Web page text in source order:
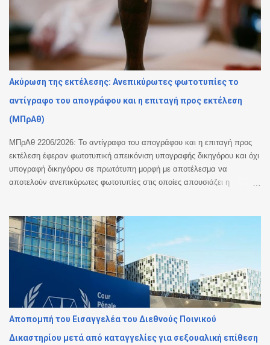
Ακύρωση της εκτέλεσης: Ανεπικύρωτες φωτοτυπίες το
αντίγραφο του απογράφου και η επιταγή προς εκτέλεση
(ΜΠρΑθ)
ΜΠρΑθ 2206/2026: Το αντίγραφο του απογράφου και η επιταγή προς
εκτέλεση έφεραν φωτοτυπική απεικόνιση υπογραφής δικηγόρου και όχι
υπογραφή δικηγόρου σε πρωτότυπη μορφή με αποτέλεσμα να
αποτελούν ανεπικύρωτες φωτοτυπίες στις οποίες απουσιάζει η
Πρωτοδικείου Αθηνών (Περιουσιακές διαφορές – Ανακοπές Εκτέλεσης)
έγινε δεκτός λόγος ανακοπής που αφορούσε την έλλειψη αποδεικτικής
ισχύος του αντιγράφου εξ απογράφου εκτελεστού που κοινοποιήθηκε
με την επιταγή προς πληρωμή για να ξεκινήσει η διαδικασία της
εκτέλεσης. Όπως κρίθηκε, το αντίγραφο εξ απογράφου εκτελεστού
που κοινοποιήθηκε δεν είχε επικυρωθεί αυτοτελώς και νομίμως παρότι
αποτελεί διακριτό έγγραφο από την επιταγή. Παράλληλα, και η επιταγή
προς πληρωμή που κοινοποιήθηκε δεν έφερε πρωτότυπη υπογραφή
έγγραφα στερούνταν της απαιτούμενης αποδε...
Αποπομπή του Εισαγγελέα του Διεθνούς Ποινικού
Δικαστηρίου μετά από καταγγελίες για σεξουαλική επίθεση